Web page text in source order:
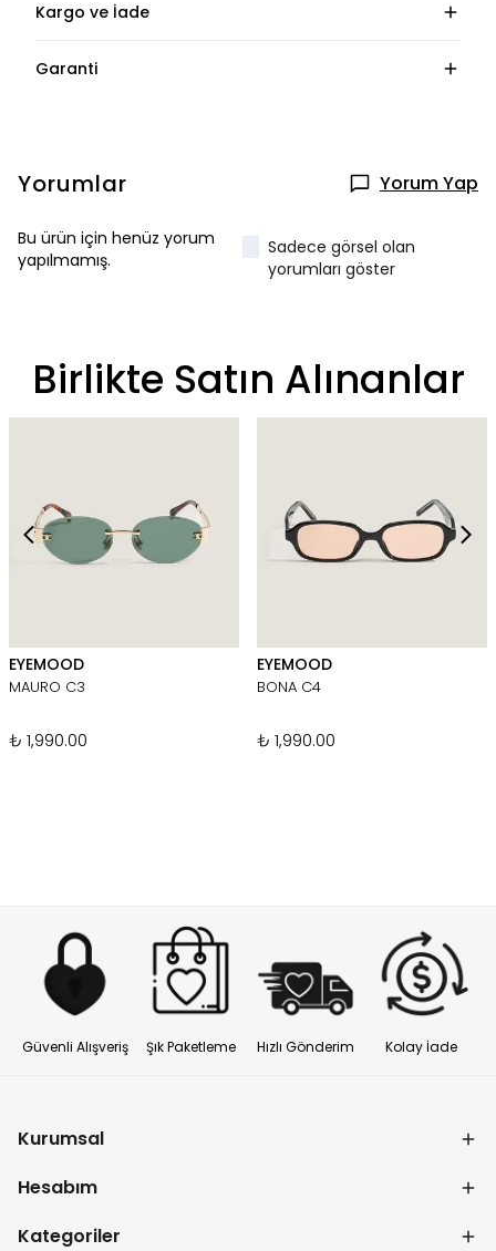
Kargo ve İade
Garanti
Yorumlar Yorum Yap
Bu ürün için henüz yorum
yapılmamış.
Sadece görsel olan
yorumları göster
Birlikte Satın Alınanlar
EYEMOOD
MAURO C3
₺ 1,990.00
EYEMOOD
BONA C4
₺ 1,990.00
Güvenli Alışveriş Şık Paketleme Hızlı Gönderim Kolay İade
Kurumsal
Hesabım
Kategoriler